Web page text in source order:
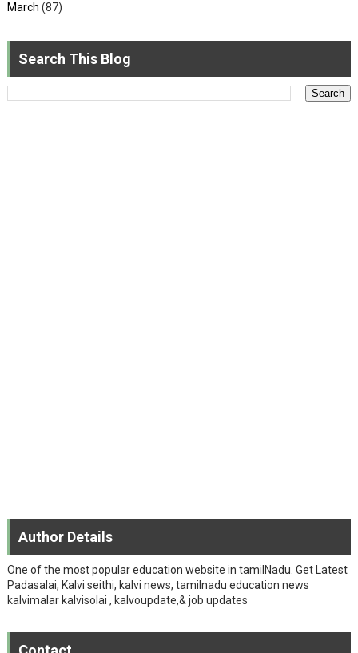
March (87)
Search This Blog
Author Details
One of the most popular education website in tamilNadu. Get Latest
Padasalai, Kalvi seithi, kalvi news, tamilnadu education news
kalvimalar kalvisolai , kalvoupdate,& job updates